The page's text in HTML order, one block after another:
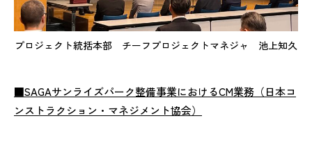
プロジェクト統括本部 チーフプロジェクトマネジャ 池上知久
■SAGAサンライズパーク整備事業におけるCM業務（日本コ
ンストラクション・マネジメント協会）